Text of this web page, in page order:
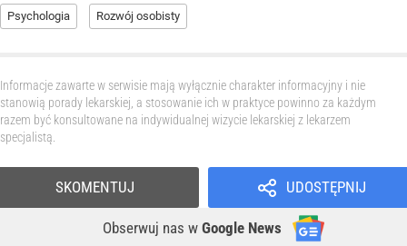
Psychologia Rozwój osobisty
Informacje zawarte w serwisie mają wyłącznie charakter informacyjny i nie
stanowią porady lekarskiej, a stosowanie ich w praktyce powinno za każdym
razem być konsultowane na indywidualnej wizycie lekarskiej z lekarzem
specjalistą.
UDOSTĘPNIJ
Obserwuj nas w Google News
SKOMENTUJ